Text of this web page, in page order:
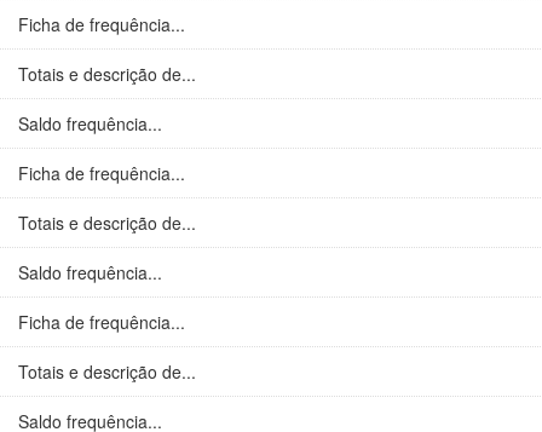
Ficha de frequência...
Totais e descrição de...
Saldo frequência...
Ficha de frequência...
Totais e descrição de...
Saldo frequência...
Ficha de frequência...
Totais e descrição de...
Saldo frequência...